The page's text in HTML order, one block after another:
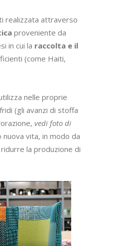
realizzata attraverso
proveniente da
in cui la raccolta e il
(come Haiti,
nelle proprie
(gli avanzi di stoffa
vedi foto di
nuova vita, in modo da
la produzione di